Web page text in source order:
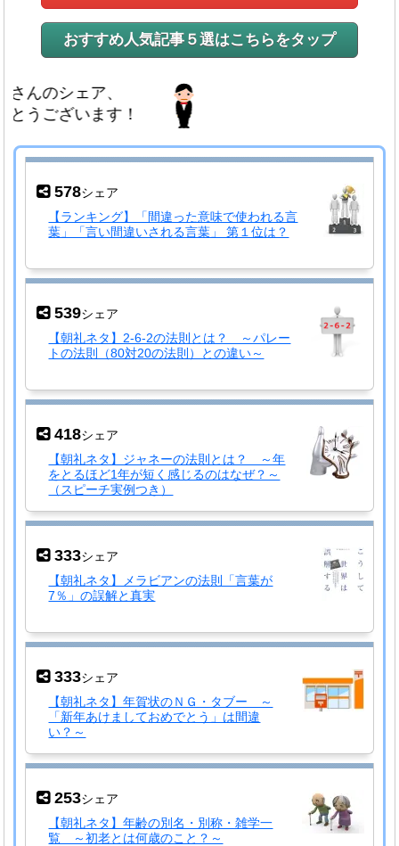
おすすめ人気記事５選はこちらをタップ
シェア、
ざいます！
578シェア
【ランキング】「間違った意味で使われる言
葉」「言い間違いされる言葉」 第１位は？
539シェア
【朝礼ネタ】2-6-2の法則とは？ ～パレー
トの法則（80対20の法則）との違い～
418シェア
【朝礼ネタ】ジャネーの法則とは？ ～年
をとるほど1年が短く感じるのはなぜ？～
（スピーチ実例つき）
333シェア
【朝礼ネタ】メラビアンの法則「言葉が
7％」の誤解と真実
333シェア
【朝礼ネタ】年賀状のＮＧ・タブー ～
「新年あけましておめでとう」は間違
い？～
253シェア
【朝礼ネタ】年齢の別名・別称・雑学一
覧 ～初老とは何歳のこと？～